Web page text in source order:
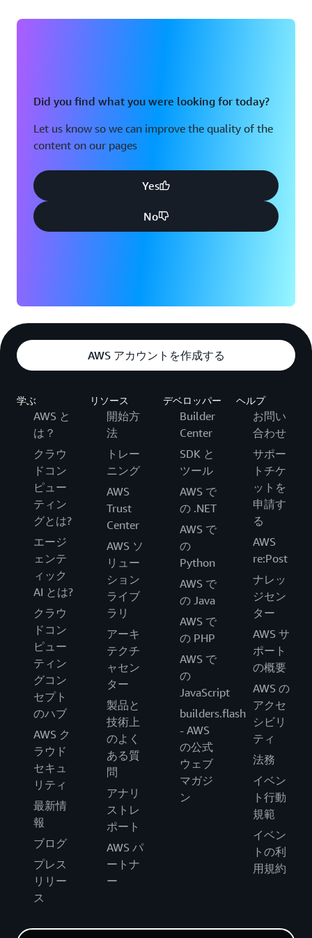
Did you find what you were looking for today?
Let us know so we can improve the quality of the
content on our pages
Yes
No
AWS アカウントを作成する
学ぶ
AWS と
は？
クラウ
ドコン
ピュー
ティン
グとは?
エージ
ェンテ
ィック
AI とは?
クラウ
ドコン
ピュー
ティン
グコン
セプト
のハブ
AWS ク
ラウド
セキュ
リティ
最新情
報
ブログ
プレス
リリー
ス
リソース
開始方
法
トレー
ニング
AWS
Trust
Center
AWS ソ
リュー
ション
ライブ
ラリ
アーキ
テクチ
ャセン
ター
製品と
技術上
のよく
ある質
問
アナリ
ストレ
ポート
AWS パ
ートナ
ー
デベロッパー
Builder
Center
SDK と
ツール
AWS で
の .NET
AWS で
の
Python
AWS で
の Java
AWS で
の PHP
AWS で
の
JavaScript
builders.flash
- AWS
の公式
ウェブ
マガジ
ン
ヘルプ
お問い
合わせ
サポー
トチケ
ットを
申請す
る
AWS
re:Post
ナレッ
ジセン
ター
AWS サ
ポート
の概要
AWS の
アクセ
シビリ
ティ
法務
イベン
ト行動
規範
イベン
トの利
用規約